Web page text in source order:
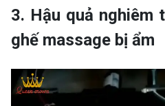
3. Hậu quả nghiêm
ghế massage bị ẩm